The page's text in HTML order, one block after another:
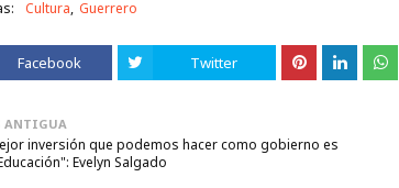
Cultura Guerrero
Facebook Twitter
ANTIGUA
inversión que podemos hacer como gobierno es
Evelyn Salgado